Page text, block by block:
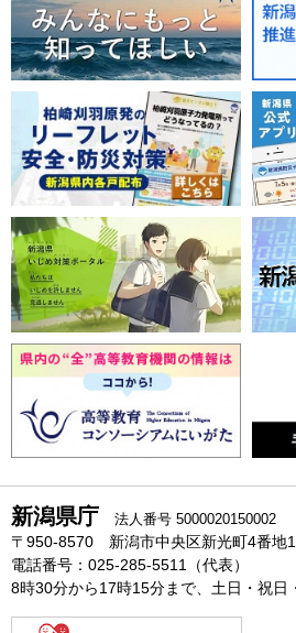
新潟県庁 法人番号 5000020150002
〒950-8570 新潟市中央区新光町4番地1
電話番号：025-285-5511（代表）
8時30分から17時15分まで、土日・祝日